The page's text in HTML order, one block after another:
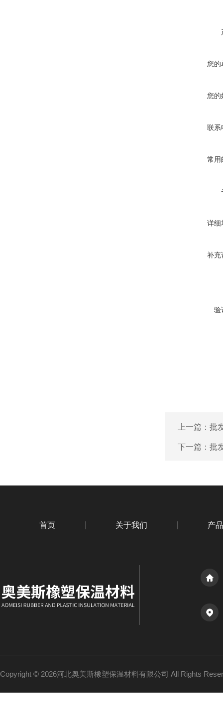
您的
您的
联系
常用
详细
补充
验
上一篇： 批
下一篇： 批
首页 关于我们 产
Copyright © 2026河北奥美斯橡塑保温材料有限公司 All Rights